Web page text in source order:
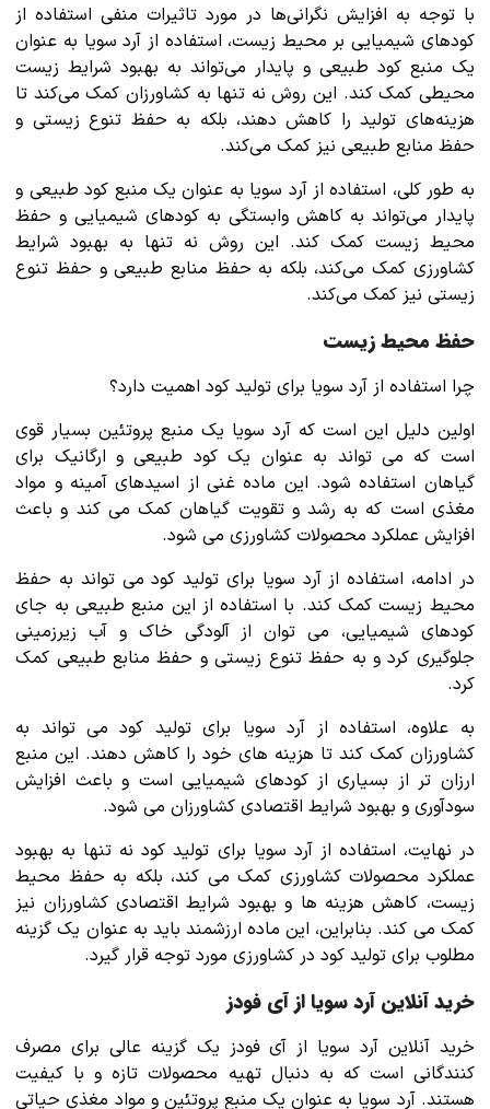
با توجه به افزایش نگرانی‌ها در مورد تاثیرات منفی استفاده از
کودهای شیمیایی بر محیط زیست، استفاده از آرد سویا به عنوان
یک منبع کود طبیعی و پایدار می‌تواند به بهبود شرایط زیست
محیطی کمک کند. این روش نه تنها به کشاورزان کمک می‌کند تا
هزینه‌های تولید را کاهش دهند، بلکه به حفظ تنوع زیستی و
حفظ منابع طبیعی نیز کمک می‌کند.
به طور کلی، استفاده از آرد سویا به عنوان یک منبع کود طبیعی و
پایدار می‌تواند به کاهش وابستگی به کودهای شیمیایی و حفظ
محیط زیست کمک کند. این روش نه تنها به بهبود شرایط
کشاورزی کمک می‌کند، بلکه به حفظ منابع طبیعی و حفظ تنوع
زیستی نیز کمک می‌کند.
حفظ محیط زیست
چرا استفاده از آرد سویا برای تولید کود اهمیت دارد؟
اولین دلیل این است که آرد سویا یک منبع پروتئین بسیار قوی
است که می تواند به عنوان یک کود طبیعی و ارگانیک برای
گیاهان استفاده شود. این ماده غنی از اسیدهای آمینه و مواد
مغذی است که به رشد و تقویت گیاهان کمک می کند و باعث
افزایش عملکرد محصولات کشاورزی می شود.
در ادامه، استفاده از آرد سویا برای تولید کود می تواند به حفظ
محیط زیست کمک کند. با استفاده از این منبع طبیعی به جای
کودهای شیمیایی، می توان از آلودگی خاک و آب زیرزمینی
جلوگیری کرد و به حفظ تنوع زیستی و حفظ منابع طبیعی کمک
کرد.
به علاوه، استفاده از آرد سویا برای تولید کود می تواند به
کشاورزان کمک کند تا هزینه های خود را کاهش دهند. این منبع
ارزان تر از بسیاری از کودهای شیمیایی است و باعث افزایش
سودآوری و بهبود شرایط اقتصادی کشاورزان می شود.
در نهایت، استفاده از آرد سویا برای تولید کود نه تنها به بهبود
عملکرد محصولات کشاورزی کمک می کند، بلکه به حفظ محیط
زیست، کاهش هزینه ها و بهبود شرایط اقتصادی کشاورزان نیز
کمک می کند. بنابراین، این ماده ارزشمند باید به عنوان یک گزینه
مطلوب برای تولید کود در کشاورزی مورد توجه قرار گیرد.
خرید آنلاین آرد سویا از آی فودز
خرید آنلاین آرد سویا از آی فودز یک گزینه عالی برای مصرف
کنندگانی است که به دنبال تهیه محصولات تازه و با کیفیت
هستند. آرد سویا به عنوان یک منبع پروتئین و مواد مغذی حیاتی